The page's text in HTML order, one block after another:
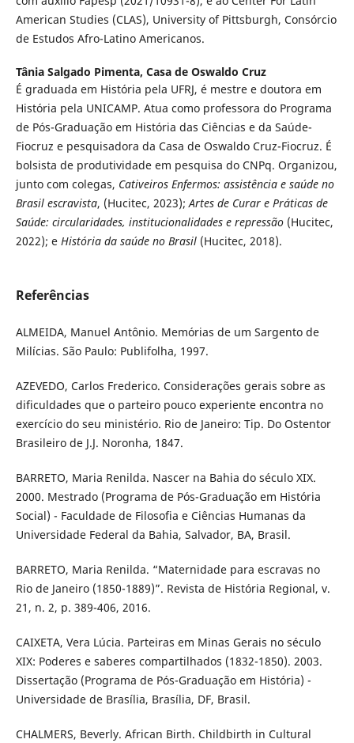
American Studies (CLAS), University of Pittsburgh, Consórcio
de Estudos Afro-Latino Americanos.
Tânia Salgado Pimenta, Casa de Oswaldo Cruz
É graduada em História pela UFRJ, é mestre e doutora em
História pela UNICAMP. Atua como professora do Programa
de Pós-Graduação em História das Ciências e da Saúde-
Fiocruz e pesquisadora da Casa de Oswaldo Cruz-Fiocruz. É
bolsista de produtividade em pesquisa do CNPq. Organizou,
junto com colegas, Cativeiros Enfermos: assistência e saúde no
Brasil escravista, (Hucitec, 2023);Artes de Curar e Práticas de
Saúde: circularidades, institucionalidades e repressão(Hucitec,
2022); e História da saúde no Brasil(Hucitec, 2018).
Referências
ALMEIDA, Manuel Antônio. Memórias de um Sargento de
Milícias. São Paulo: Publifolha, 1997.
AZEVEDO, Carlos Frederico. Considerações gerais sobre as
dificuldades que o parteiro pouco experiente encontra no
exercício do seu ministério. Rio de Janeiro: Tip. Do Ostentor
Brasileiro de J.J. Noronha, 1847.
BARRETO, Maria Renilda. Nascer na Bahia do século XIX.
2000. Mestrado (Programa de Pós-Graduação em História
Social) - Faculdade de Filosofia e Ciências Humanas da
Universidade Federal da Bahia, Salvador, BA, Brasil.
BARRETO, Maria Renilda. “Maternidade para escravas no
Rio de Janeiro (1850-1889)”. Revista de História Regional, v.
21, n. 2, p. 389-406, 2016.
CAIXETA, Vera Lúcia. Parteiras em Minas Gerais no século
XIX: Poderes e saberes compartilhados (1832-1850). 2003.
Dissertação (Programa de Pós-Graduação em História) -
Universidade de Brasília, Brasília, DF, Brasil.
CHALMERS, Beverly. African Birth. Childbirth in Cultural